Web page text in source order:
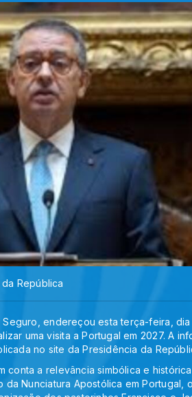
República
endereçou esta terça-feira, dia
uma visita a Portugal em 2027. A
no site da Presidência da
conta a relevância simbólica e
Nunciatura Apostólica em Portugal,